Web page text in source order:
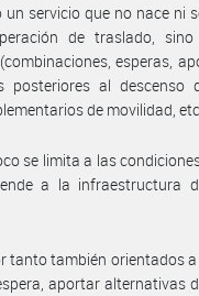
servicio que no nace ni
de traslado, sino
esperas,
al descenso
de movilidad,
se limita a las
a la infraestructura
tanto también orientados
aportar alternativas